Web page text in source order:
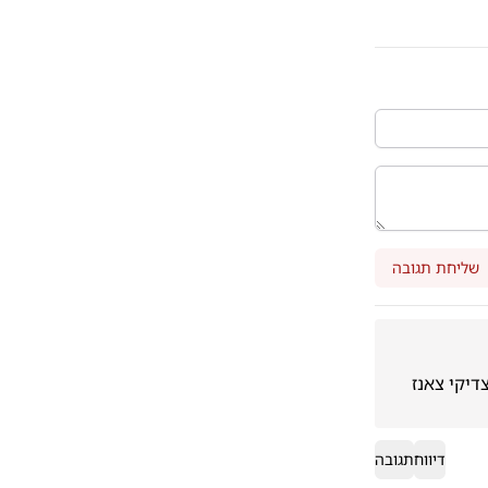
שליחת תגובה
לאחרונה הרב קובלסקי נהיה סטראפקעבער. עוד הרבה נוהרים לאחרונה אל גדול צדיקי צאנז
דיווחתגובה